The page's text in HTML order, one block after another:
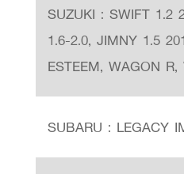
SUZUKI : SWIFT 1.2
1.6-2.0, JIMNY 1.5
ESTEEM, WAGON
SUBARU : LEGACY